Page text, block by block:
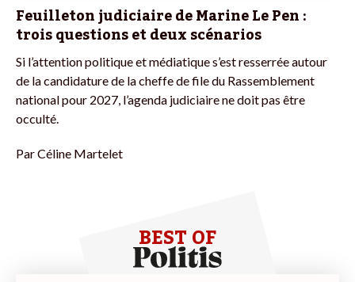
Feuilleton judiciaire de Marine Le Pen :
trois questions et deux scénarios
Si l’attention politique et médiatique s’est resserrée autour
de la candidature de la cheffe de file du Rassemblement
national pour 2027, l’agenda judiciaire ne doit pas être
occulté.
ParCéline Martelet
BEST OF